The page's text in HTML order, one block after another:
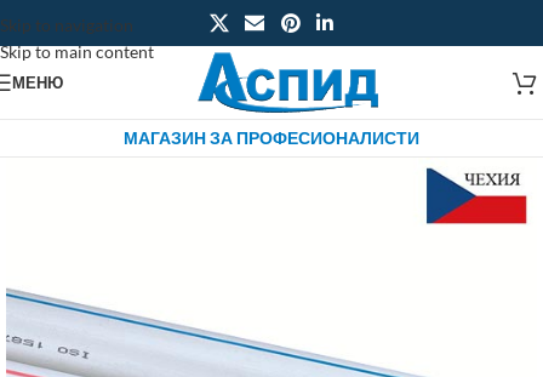
Skip to navigation
Skip to main content
МЕНЮ
МАГАЗИН ЗА ПРОФЕСИОНАЛИСТИ